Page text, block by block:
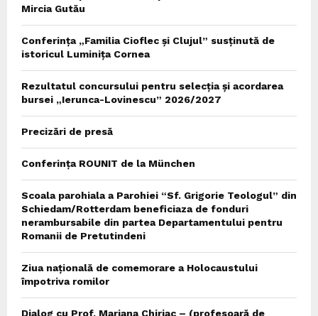
Mircia Gutău
Conferința „Familia Cioflec și Clujul” susținută de
istoricul Luminița Cornea
Rezultatul concursului pentru selecția și acordarea
bursei „Ierunca-Lovinescu” 2026/2027
Precizări de presă
Conferința ROUNIT de la München
Scoala parohiala a Parohiei “Sf. Grigorie Teologul” din
Schiedam/Rotterdam beneficiaza de fonduri
nerambursabile din partea Departamentului pentru
Romanii de Pretutindeni
Ziua națională de comemorare a Holocaustului
împotriva romilor
Dialog cu Prof. Mariana Chiriac – (profesoară de